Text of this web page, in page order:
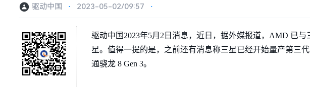
驱动中国 ⋅ 2023-05-02/09:57 ⋅
驱动中国2023年5月2日消息，近日，据外媒报道，AMD 已
星。值得一提的是，之前还有消息称三星已经开始量产第三
通骁龙 8 Gen 3。